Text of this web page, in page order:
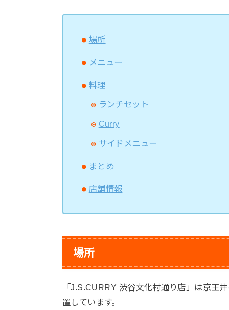
場所
メニュー
料理
ランチセット
Curry
サイドメニュー
まとめ
店舗情報
場所
「J.S.CURRY 渋谷文化村通り店」は京王
置しています。